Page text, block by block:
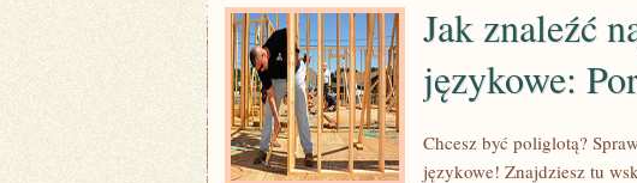
Jak znaleźć
językowe:
Chcesz być poliglotą?
językowe! Znajdziesz tu